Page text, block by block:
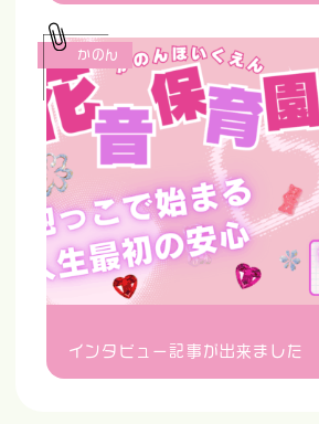
インタビュー記事が出来ました
かのん